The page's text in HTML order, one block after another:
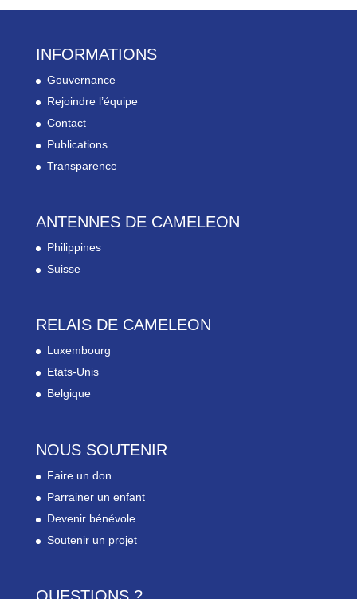
INFORMATIONS
Gouvernance
Rejoindre l’équipe
Contact
Publications
Transparence
ANTENNES DE CAMELEON
Philippines
Suisse
RELAIS DE CAMELEON
Luxembourg
Etats-Unis
Belgique
NOUS SOUTENIR
Faire un don
Parrainer un enfant
Devenir bénévole
Soutenir un projet